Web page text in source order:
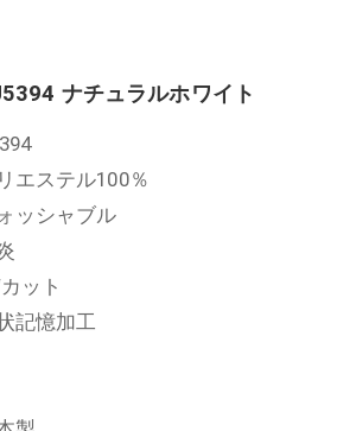
ナチュラルホワイト
エステル100％
ッシャブル
ット
記憶加工